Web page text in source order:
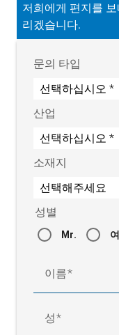
저희에게 편지를
리겠습니다.
문의 타입
산업
소재지
성별
Mr.
이름
성